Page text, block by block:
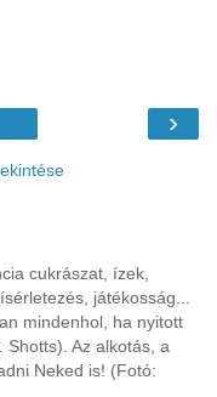
›
cukrászat, ízek,
játékosság...
mindenhol, ha nyitott
Shotts). Az alkotás, a
Neked is! (Fotó: